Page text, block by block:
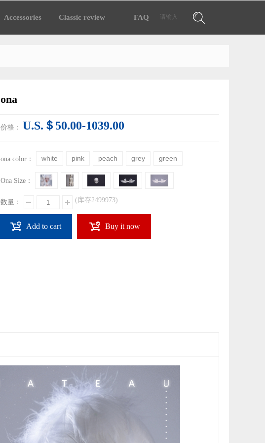
Accessories Classic review FAQ 搜索
ona
价格： U.S.＄50.00-1039.00
ona color： white pink peach grey green
Ona Size：
数量： (库存2499973)
Add to cart Buy it now